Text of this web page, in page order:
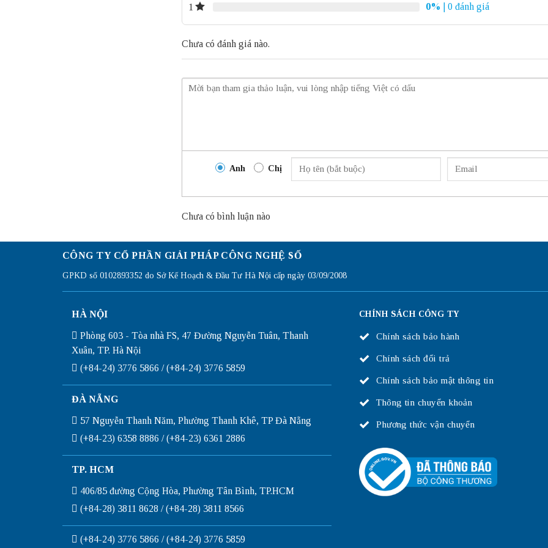
1 0% | 0 đánh giá
Chưa có đánh giá nào.
Anh Chị
Chưa có bình luận nào
CÔNG TY CỔ PHẦN GIẢI PHÁP CÔNG NGHỆ SỐ
GPKD số 0102893352 do Sở Kế Hoạch & Đầu Tư Hà Nội cấp ngày 03/09/2008
HÀ NỘI
Phòng 603 - Tòa nhà FS, 47 Đường Nguyễn Tuân, Thanh
Xuân, TP. Hà Nội
(+84-24) 3776 5866 / (+84-24) 3776 5859
ĐÀ NẴNG
57 Nguyễn Thanh Năm, Phường Thanh Khê, TP Đà Nẵng
(+84-23) 6358 8886 / (+84-23) 6361 2886
TP. HCM
406/85 đường Cộng Hòa, Phường Tân Bình, TP.HCM
(+84-28) 3811 8628 / (+84-28) 3811 8566
(+84-24) 3776 5866 / (+84-24) 3776 5859
CHÍNH SÁCH CÔNG TY
Chính sách bảo hành
Chính sách đổi trả
Chính sách bảo mật thông tin
Thông tin chuyển khoản
Phương thức vận chuyển